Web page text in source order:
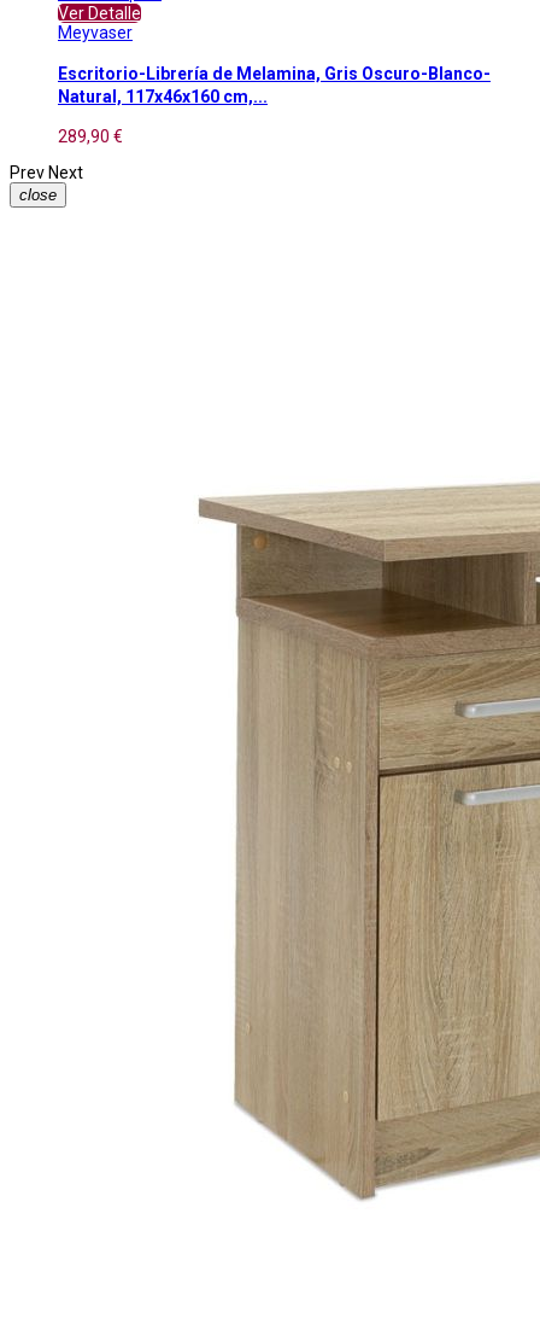
Ver Detalle
Meyvaser
Escritorio-Librería de Melamina, Gris Oscuro-Blanco-
Natural, 117x46x160 cm,...
289,90 €
Prev Next
close